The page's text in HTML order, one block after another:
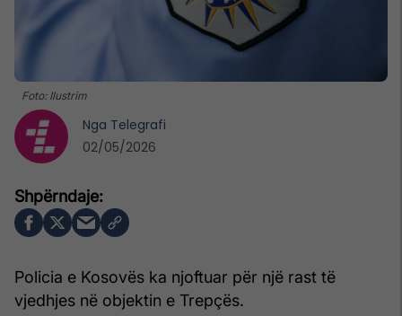
Foto: Ilustrim
Policia e Kosovës ka njoftuar për një rast të
vjedhjes në objektin e Trepçës.
Nga Telegrafi
02/05/2026